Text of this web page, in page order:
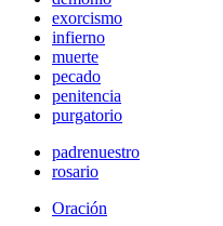
exorcismo
infierno
muerte
pecado
penitencia
purgatorio
padrenuestro
rosario
Oración